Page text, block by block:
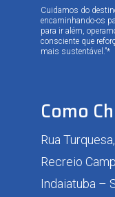
Cuidamos do
encaminhando-os
para ir além,
consciente que
mais sustentável.”*
Como
Rua
Recreio
Indaiatuba –